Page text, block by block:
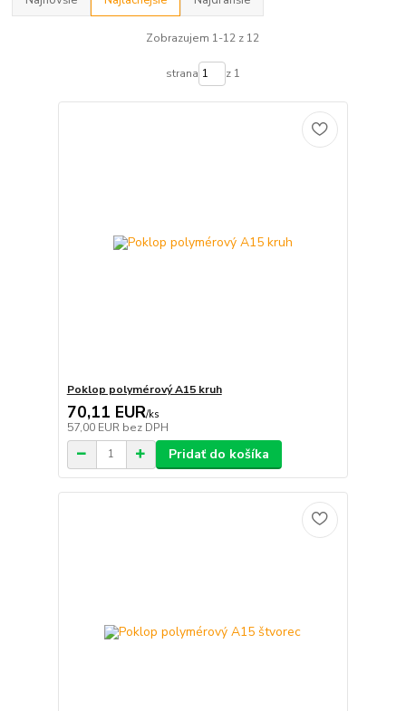
Zobrazujem 1-12 z 12
strana z 1
Poklop polymérový A15 kruh
70,11 EUR/ks
57,00 EUR bez DPH
Pridať do košíka